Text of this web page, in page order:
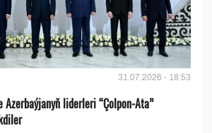
31.07.2026 - 18:53
Azerbaýjanyň liderleri “Çolpon-Ata”